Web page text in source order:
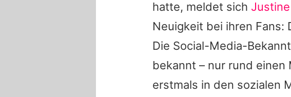
hatte, meldet sich
Neuigkeit bei ihren Fans:
Die Social-Media-
bekannt – nur rund einen
erstmals in den sozialen